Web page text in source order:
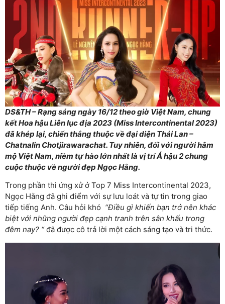
DS&TH – Rạng sáng ngày 16/12 theo giờ Việt Nam, chung
kết Hoa hậu Liên lục địa 2023 (Miss Intercontinental 2023)
đã khép lại, chiến thắng thuộc về đại diện Thái Lan –
Chatnalin Chotjirawarachat. Tuy nhiên, đối với người hâm
mộ Việt Nam, niềm tự hào lớn nhất là vị trí Á hậu 2 chung
cuộc thuộc về người đẹp Ngọc Hằng.
Trong phần thi ứng xử ở Top 7 Miss Intercontinental 2023,
Ngọc Hằng đã ghi điểm với sự lưu loát và tự tin trong giao
tiếp tiếng Anh. Câu hỏi khó “Điều gì khiến bạn trở nên khác
biệt với những người đẹp cạnh tranh trên sân khấu trong
đêm nay? “đã được cô trả lời một cách sáng tạo và tri thức.